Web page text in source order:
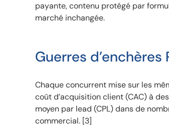
payante, contenu protégé par
marché inchangée.
Guerres d’enchères
Chaque concurrent mise sur les
coût d’acquisition client (CAC) à
moyen par lead (CPL) dans de
commercial. [3]